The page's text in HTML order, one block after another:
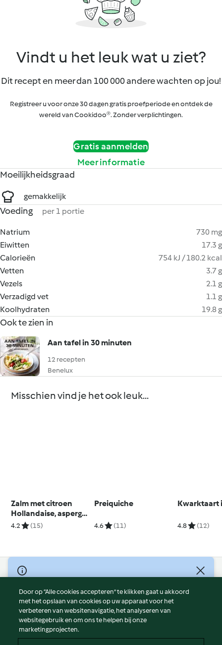
Vindt u het leuk wat u ziet?
Dit recept en meer dan 100 000 andere wachten op jou!
Registreer u voor onze 30 dagen gratis proefperiode en ontdek de
wereld van Cookidoo®. Zonder verplichtingen.
Gratis aanmelden
Meer informatie
Moeilijkheidsgraad
gemakkelijk
Voeding per 1 portie
Natrium
730 mg
Eiwitten
17.3 g
Calorieën
754 kJ / 180.2 kcal
Vetten
3.7 g
Vezels
2.1 g
Verzadigd vet
1.1 g
Koolhydraten
19.8 g
Ook te zien in
Aan tafel in 30 minuten
12 recepten
Benelux
Misschien vind je het ook leuk...
Zalm met citroen
Hollandaise, asperges
en rijst
4.2 (15)
Preiquiche
4.6 (11)
Kwarktaart
4.8 (12)
© Copyright 2026
Gebruiksvoorwaarden
Privacybeleid
Disclaimer
Colofon
Door op “Alle cookies accepteren” te klikken gaat u akkoord
met het opslaan van cookies op uw apparaat voor het
verbeteren van websitenavigatie, het analyseren van
websitegebruik en om ons te helpen bij onze
marketingprojecten.